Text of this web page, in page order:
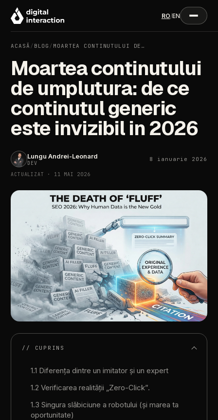
RO/EN
ACASĂ / BLOG / MOARTEA CONTINUTULUI DE…
Moartea continutului
de umplutura: de ce
continutul generic
este invizibil in 2026
Lungu Andrei-Leonard
DEV
8 ianuarie 2026
ACTUALIZAT · 11 MAI 2026
// CUPRINS
1.1 Diferența dintre un imitator și un expert
1.2 Verificarea realității „Zero-Click”.
1.3 Singura slăbiciune a robotului (și marea ta
oportunitate)